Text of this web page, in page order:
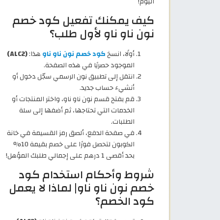
كيف يمكنك تفعيل كود خصم
نون ناو ناو لأول طلب؟
أولًا، انسخكود خصم نون ناو ناو هذا:(ALC2)
الموجود حصريًا في هذه الصفحة.
انتقل إلى تطبيق نون الرسمي سجّل دخول أو
أنشيء حساب جديد.
قم بفتح قسم نون ناو ناو، واختر المنتجات أو
الخدمات التي تحتاجها، ثم أضفها إلى سلة
الطلبات.
في صفحة الدفع، ألصق رمز القسيمة في خانة
الكوبون لتحصل فورًا على خصم بقيمة 10%
بحد أقصى 1 درهم على إجمالي طلبك المؤهل!
شروط وأحكام استخدام كود
خصم نون ناو ناو| لماذا لا يعمل
كود الخصم؟